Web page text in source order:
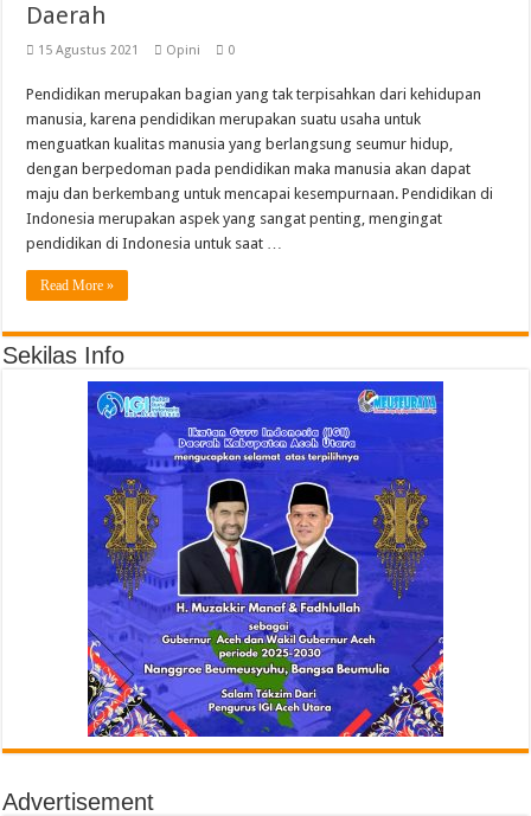
Daerah
15 Agustus 2021 Opini 0
Pendidikan merupakan bagian yang tak terpisahkan dari kehidupan
manusia, karena pendidikan merupakan suatu usaha untuk
menguatkan kualitas manusia yang berlangsung seumur hidup,
dengan berpedoman pada pendidikan maka manusia akan dapat
maju dan berkembang untuk mencapai kesempurnaan. Pendidikan di
Indonesia merupakan aspek yang sangat penting, mengingat
pendidikan di Indonesia untuk saat …
Read More »
Sekilas Info
Advertisement